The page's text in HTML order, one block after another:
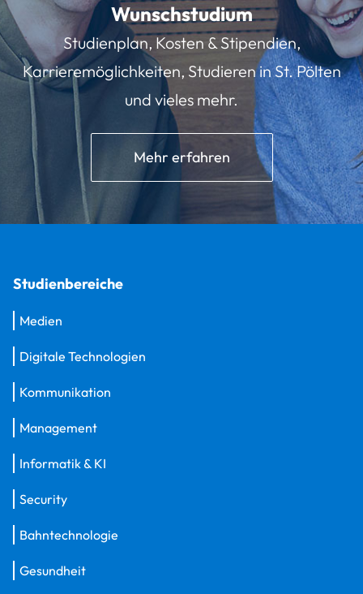
Wunschstudium
Studienplan, Kosten & Stipendien,
Karrieremöglichkeiten, Studieren in St. Pölten
und vieles mehr.
Mehr erfahren
Studienbereiche
Medien
Digitale Technologien
Kommunikation
Management
Informatik & KI
Security
Bahntechnologie
Gesundheit